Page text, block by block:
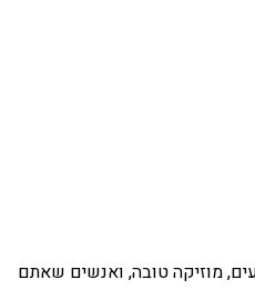
מוזיקה טובה, ואנשים שאתם